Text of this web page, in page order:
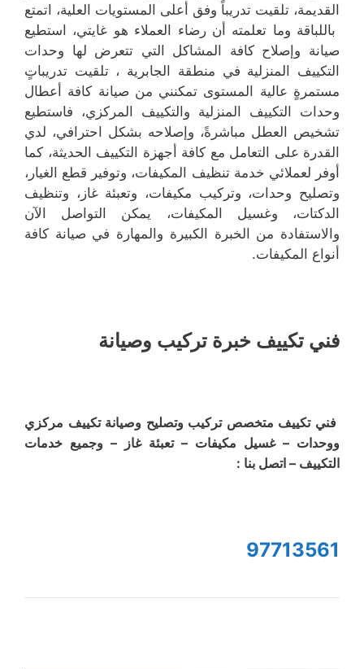
القديمة، تلقيت تدريباً وفق أعلى المستويات العلية، اتمتع
باللباقة وما تعلمته أن رضاء العملاء هو غايتي، استطيع
صيانة وإصلاح كافة المشاكل التي تتعرض لها وحدات
التكييف المنزلية في منطقة الجابرية ، تلقيت تدريباتٍ
مستمرةٍ عالية المستوى تمكنني من صيانة كافة أعطال
وحدات التكييف المنزلية والتكييف المركزي، فاستطيع
تشخيص العطل مباشرةً، وإصلاحه بشكل احترافي، لدي
القدرة على التعامل مع كافة أجهزة التكييف الحديثة، كما
أوفر لعملائي خدمة تنظيف المكيفات، وتوفير قطع الغيار،
وتصليح وحدات، وتركيب مكيفات، وتعبئة غاز، وتنظيف
الدكتات، وغسيل المكيفات، يمكن التواصل الآن
والاستفادة من الخبرة الكبيرة والمهارة في صيانة كافة
أنواع المكيفات.
فني تكييف خبرة تركيب وصيانة
فني تكييف متخصص تركيب وتصليح وصيانة تكييف مركزي
ووحدات – غسيل مكيفات – تعبئة غاز – وجميع خدمات
التكييف – اتصل بنا :
97713561